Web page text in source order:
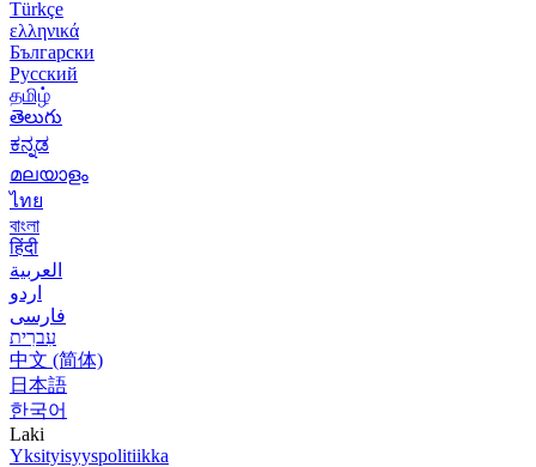
Türkçe
ελληνικά
Български
Русский
தமிழ்
తెలుగు
ಕನ್ನಡ
മലയാളം
ไทย
বাংলা
हिंदी
العربية
اردو
فارسی
עִברִית
中文 (简体)
日本語
한국어
Laki
Yksityisyyspolitiikka